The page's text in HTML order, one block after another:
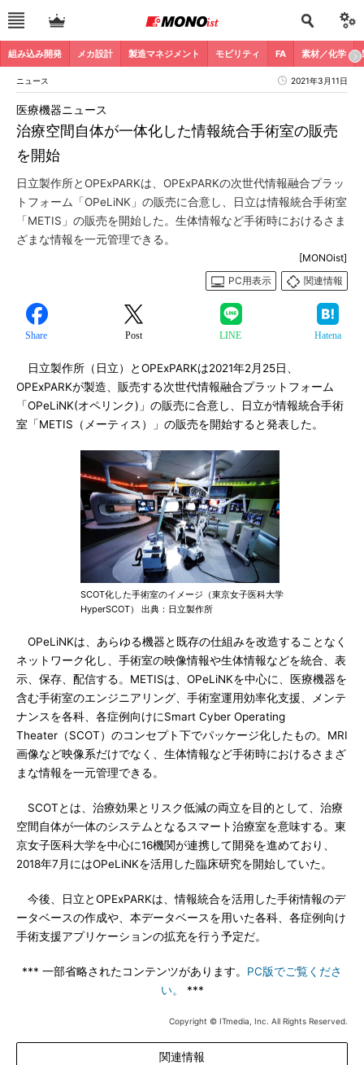
組み込み開発 メカ設計 製造マネジメント モビリティ FA 素材／化学
ニュース 2021年3月11日
治療空間自体が一体化した情報統合手術室の販売
を開始
医療機器ニュース
日立製作所とOPExPARKは、OPExPARKの次世代情報融合プラッ
トフォーム「OPeLiNK」の販売に合意し、日立は情報統合手術室
「METIS」の販売を開始した。生体情報など手術時におけるさま
ざまな情報を一元管理できる。
[MONOist]
PC用表示
関連情報
Share Post LINE Hatena
日立製作所（日立）とOPExPARKは2021年2月25日、
OPExPARKが製造、販売する次世代情報融合プラットフォーム
「OPeLiNK(オペリンク)」の販売に合意し、日立が情報統合手術
室「METIS（メーティス）」の販売を開始すると発表した。
SCOT化した手術室のイメージ（東京女子医科大学
HyperSCOT） 出典：日立製作所
OPeLiNKは、あらゆる機器と既存の仕組みを改造することなく
ネットワーク化し、手術室の映像情報や生体情報などを統合、表
示、保存、配信する。METISは、OPeLiNKを中心に、医療機器を
含む手術室のエンジニアリング、手術室運用効率化支援、メンテ
ナンスを各科、各症例向けにSmart Cyber Operating
Theater（SCOT）のコンセプト下でパッケージ化したもの。MRI
画像など映像系だけでなく、生体情報など手術時におけるさまざ
まな情報を一元管理できる。
SCOTとは、治療効果とリスク低減の両立を目的として、治療
空間自体が一体のシステムとなるスマート治療室を意味する。東
京女子医科大学を中心に16機関が連携して開発を進めており、
2018年7月にはOPeLiNKを活用した臨床研究を開始していた。
今後、日立とOPExPARKは、情報統合を活用した手術情報のデ
ータベースの作成や、本データベースを用いた各科、各症例向け
手術支援アプリケーションの拡充を行う予定だ。
*** 一部省略されたコンテンツがあります。 PC版でご覧くださ
い。
***
Copyright © ITmedia, Inc. All Rights Reserved.
関連情報